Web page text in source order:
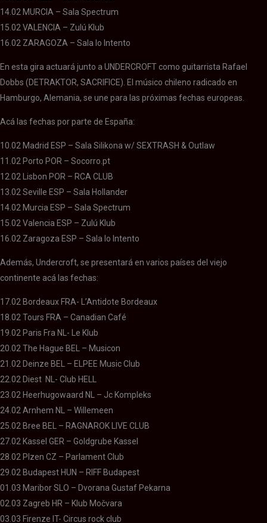
14.02 MURCIA – Sala Spectrum
15.02 VALENCIA – Zulú Klub
16.02 ZARAGOZA – Sala lo Intento
En esta gira actuará junto a UNDERCROFT como guitarrista Rafael
Dobbs (DETRAKTOR, SACRIFICE). El músico chileno radicado en
Hamburgo, Alemania, se une para las próximas fechas europeas.
Acá las fechas por parte de España:
10.02 Madrid ESP – Sala Silikona w/ SEXTRASH & Outlaw
11.02 Porto POR – Socorro.pt
12.02 Lisbon POR – RCA CLUB
13.02 Seville ESP – Sala Hollander
14.02 Murcia ESP – Sala Spectrum
15.02 Valencia ESP – Zulú Klub
16.02 Zaragoza ESP – Sala lo Intento
Además, Undercroft, se presentará en varios países del viejo
continente acá las fechas:
17.02 Bordeaux FRA- L’Antidote Bordeaux
18.02 Tours FRA – Canadian Café
19.02 Paris Fra NL- Le Klub
20.02 The Hague BEL – Musicon
21.02 Deinze BEL – ELPEE Music Club
22.02 Diest NL- Club HELL
23.02 Heerhugowaard NL – Jc Kompleks
24.02 Arnhem NL – Willemeen
25.02 Bree BEL – RAGNAROK LIVE CLUB
27.02 Kassel GER – Goldgrube Kassel
28.02 Plzen CZ – Parlament Club
29.02 Budapest HUN – RIFF Budapest
01.03 Maribor SLO – Dvorana Gustaf Pekarna
02.03 Zagreb HR – Klub Močvara
03.03 Firenze IT- Circus rock club